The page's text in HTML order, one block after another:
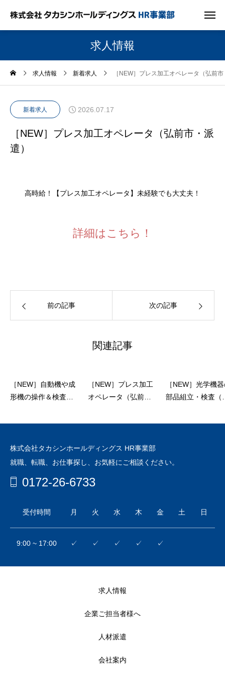
求人情報
求人情報 新着求人 ［NEW］プレス加工オペレータ（弘前
新着求人 2026.07.17
［NEW］プレス加工オペレータ（弘前市・派
遣）
高時給！【プレス加工オペレータ】未経験でも大丈夫！
詳細はこちら！
前の記事 次の記事
関連記事
［NEW］自動機や成
形機の操作＆検査
［NEW］プレス加工
オペレータ（弘前
［NEW］光学機
部品組立・検査（
株式会社タカシンホールディングス HR事業部
就職、転職、お仕事探し、お気軽にご相談ください。
0172-26-6733
受付時間 月 火 水 木 金 土 日
9:00 ~ 17:00 ✓ ✓ ✓ ✓ ✓
求人情報
企業ご担当者様へ
人材派遣
会社案内